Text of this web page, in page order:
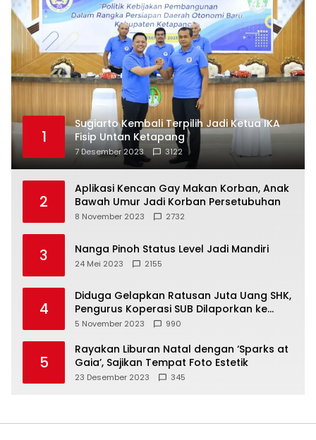
1
Sugiarto Kembali Terpilih Jadi Ketua IKA
Fisip Untan Ketapang
7 Desember 2023 3122
2
Aplikasi Kencan Gay Makan Korban, Anak
Bawah Umur Jadi Korban Persetubuhan
8 November 2023 2732
3 Nanga Pinoh Status Level Jadi Mandiri
24 Mei 2023 2155
4
Diduga Gelapkan Ratusan Juta Uang SHK,
Pengurus Koperasi SUB Dilaporkan ke
Polisi
5 November 2023 990
5
Rayakan Liburan Natal dengan ‘Sparks at
Gaia’, Sajikan Tempat Foto Estetik
23 Desember 2023 345